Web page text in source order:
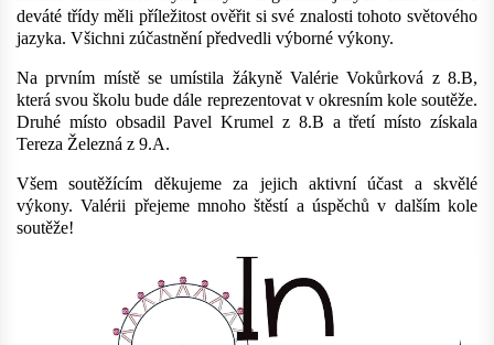
deváté třídy měli příležitost ověřit si své znalosti tohoto světového
jazyka. Všichni zúčastnění předvedli výborné výkony.
Na prvním místě se umístila žákyně Valérie Vokůrková z 8.B,
která svou školu bude dále reprezentovat v okresním kole soutěže.
Druhé místo obsadil Pavel Krumel z 8.B a třetí místo získala
Tereza Železná z 9.A.
Všem soutěžícím děkujeme za jejich aktivní účast a skvělé
výkony. Valérii přejeme mnoho štěstí a úspěchů v dalším kole
soutěže!